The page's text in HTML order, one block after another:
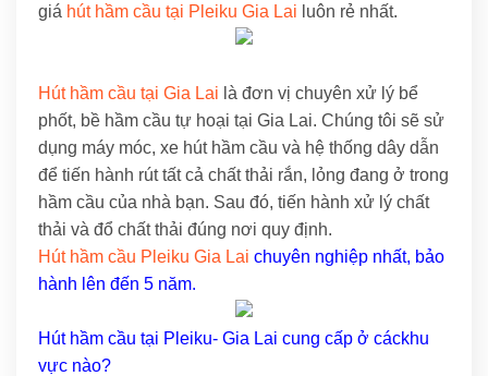
giá hút hầm cầu tại Pleiku Gia Lai luôn rẻ nhất.
Hút hầm cầu tại Gia Lai là đơn vị chuyên xử lý bể
phốt, bề hầm cầu tự hoại tại Gia Lai. Chúng tôi sẽ sử
dụng máy móc, xe hút hầm cầu và hệ thống dây dẫn
để tiến hành rút tất cả chất thải rắn, lỏng đang ở trong
hầm cầu của nhà bạn. Sau đó, tiến hành xử lý chất
thải và đổ chất thải đúng nơi quy định.
Hút hầm cầu Pleiku Gia Lai chuyên nghiệp nhất, bảo
hành lên đến 5 năm.
Hút hầm cầu tại Pleiku- Gia Lai cung cấp ở cáckhu
vực nào?